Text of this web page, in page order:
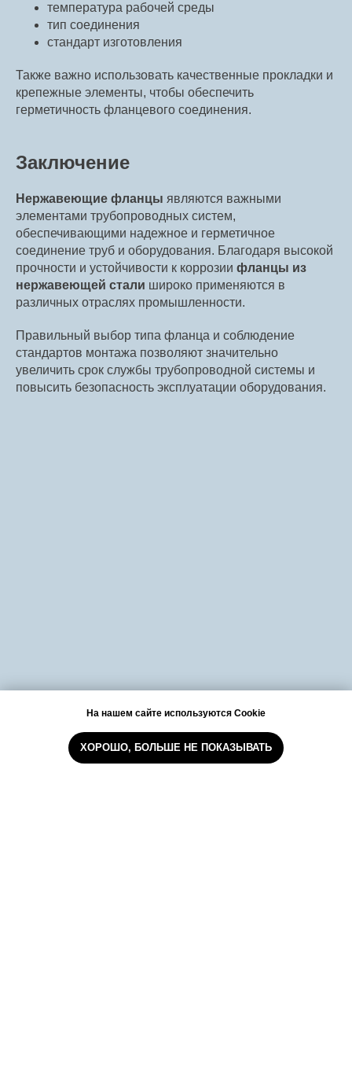
температура рабочей среды
тип соединения
стандарт изготовления
Также важно использовать качественные прокладки и
крепежные элементы, чтобы обеспечить
герметичность фланцевого соединения.
Заключение
Нержавеющие фланцы являются важными
элементами трубопроводных систем,
обеспечивающими надежное и герметичное
соединение труб и оборудования. Благодаря высокой
прочности и устойчивости к коррозии фланцы из
нержавеющей стали широко применяются в
различных отраслях промышленности.
Правильный выбор типа фланца и соблюдение
стандартов монтажа позволяют значительно
увеличить срок службы трубопроводной системы и
повысить безопасность эксплуатации оборудования.
Наши мессенджеры
На нашем сайте используются Cookie
ХОРОШО, БОЛЬШЕ НЕ ПОКАЗЫВАТЬ